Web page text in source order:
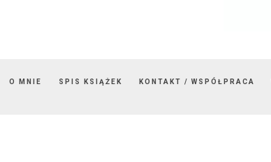
O MNIE SPIS KSIĄŻEK KONTAKT / WSPÓŁPRACA